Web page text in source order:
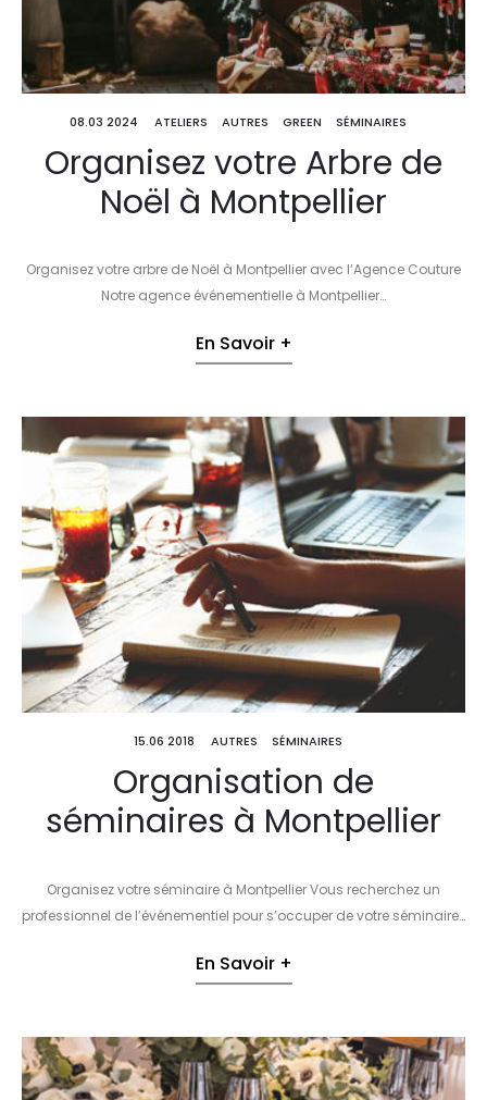
08.03 2024 ATELIERS AUTRES GREEN SÉMINAIRES
Organisez votre Arbre de
Noël à Montpellier
Organisez votre arbre de Noël à Montpellier avec l’Agence Couture
Notre agence événementielle à Montpellier…
En Savoir +
15.06 2018 AUTRES SÉMINAIRES
Organisation de
séminaires à Montpellier
Organisez votre séminaire à Montpellier Vous recherchez un
professionnel de l’événementiel pour s’occuper de votre séminaire…
En Savoir +